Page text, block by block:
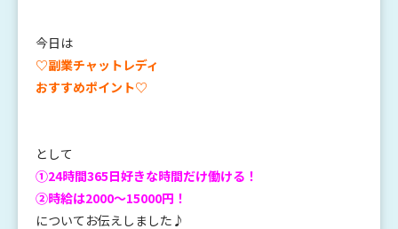
今日は
♡副業チャットレディ
おすすめポイント♡
として
①24時間365日好きな時間だけ働ける！
②時給は2000〜15000円！
についてお伝えしました♪